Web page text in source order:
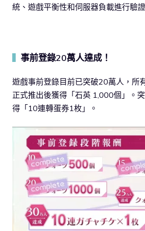
統、遊戲平衡性和伺服器負載進行驗
事前登錄20萬人達成！
遊戲事前登錄目前已突破20萬人，所
正式推出後獲得「石英 1,000個」。
得「10連轉蛋券1枚」。